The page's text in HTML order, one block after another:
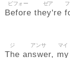
Before
ビフォー
they're
ゼア
The
ジ
answer,
アンサ
my
マイ